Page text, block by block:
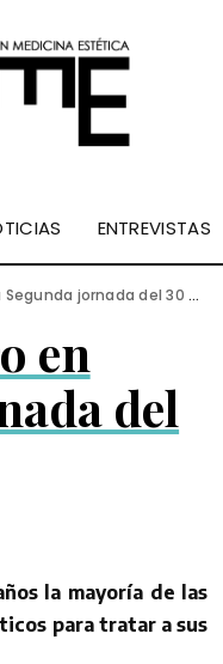
ENTREVISTAS
del 30 Congreso SEME
en
del
la mayoría de las
para tratar a sus